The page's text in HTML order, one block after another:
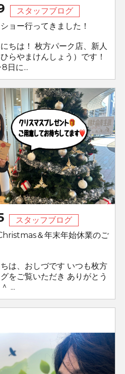
スタッフブログ
ョー行ってきました！
ちは！ 枚方パーク店、新人
らやまけんしょう）です！
日に...
スタッフブログ
＆年末年始休業のご
は、おしづです いつも枚方
をご覧いただき ありがとう
...